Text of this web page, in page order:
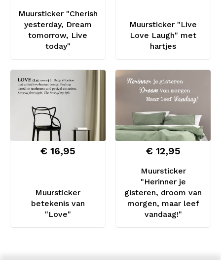
Muursticker "Cherish
yesterday, Dream
tomorrow, Live
today"
Muursticker "Live
Love Laugh" met
hartjes
Muursticker
betekenis van
"Love"
€ 16,95
Muursticker
"Herinner je
gisteren, droom van
morgen, maar leef
vandaag!"
€ 12,95